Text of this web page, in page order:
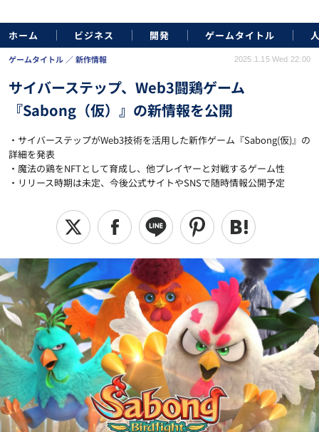
ホーム ビジネス 開発 ゲームタイトル
サイバーステップ、Web3闘鶏ゲーム
『Sabong（仮）』の新情報を公開
・サイバーステップがWeb3技術を活用した新作ゲーム『Sabong(仮)』の
詳細を発表
・魔法の鶏をNFTとして育成し、他プレイヤーと対戦するゲーム性
・リリース時期は未定、今後公式サイトやSNSで随時情報公開予定
ゲームタイトル 新作情報 2025.1.15 Wed 22:00